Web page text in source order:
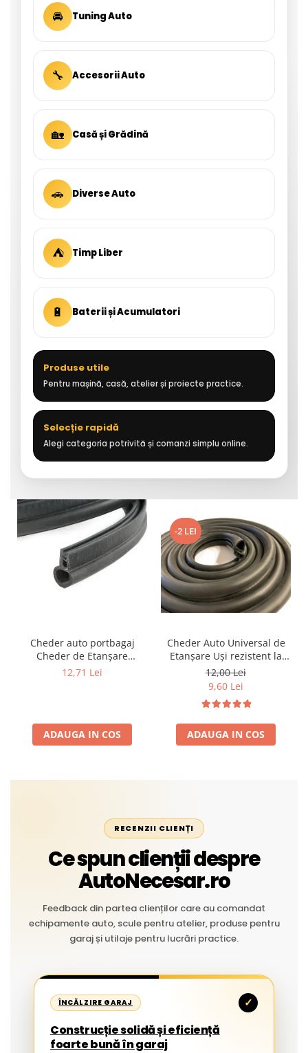
🚘 Tuning Auto
🔧 Accesorii Auto
🏡 Casă și Grădină
🚗 Diverse Auto
⛺ Timp Liber
🔋 Baterii și Acumulatori
Produse utile
Pentru mașină, casă, atelier și proiecte practice.
Selecție rapidă
Alegi categoria potrivită și comanzi simplu online.
Cheder auto portbagaj
Cheder de Etanșare
Profesional din Cauciuc -
Liniar
12,71 Lei
ADAUGA IN COS
-2 LEI
Cheder Auto Universal de
Etanșare Uși rezistent la
intemperii, raze UV,
îmbătrânire și temperaturi
extreme
12,00 Lei
9,60 Lei
ADAUGA IN COS
RECENZII CLIENȚI
Ce spun clienții despre
AutoNecesar.ro
Feedback din partea clienților care au comandat
echipamente auto, scule pentru atelier, produse pentru
garaj și utilaje pentru lucrări practice.
ÎNCĂLZIRE GARAJ ✓
Construcție solidă și eficiență
foarte bună în garaj